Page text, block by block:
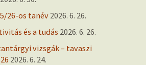
26-os tanév 2026. 6. 26.
és a tudás 2026. 6. 26.
vizsgák – tavaszi
2026. 6. 24.